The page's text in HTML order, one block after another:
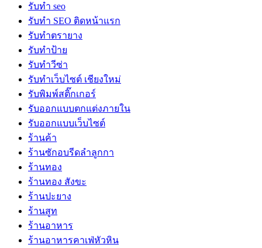
รับทำ seo
รับทำ SEO ติดหน้าแรก
รับทำตรายาง
รับทำป้าย
รับทำวีซ่า
รับทำเว็บไซต์ เชียงใหม่
รับพิมพ์สติ๊กเกอร์
รับออกแบบตกแต่งภายใน
รับออกแบบเว็บไซต์
ร้านค้า
ร้านซักอบรีดลำลูกกา
ร้านทอง
ร้านทอง สังขะ
ร้านปะยาง
ร้านสูท
ร้านอาหาร
ร้านอาหารคาเฟ่หัวหิน